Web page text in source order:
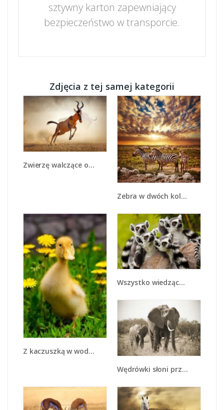
sztywny karton zapewniający
bezpieczeństwo w transporcie.
Zdjęcia z tej samej kategorii
Zwierzę walczące o przeżycie - Z291
Zebra w dwóch kolorach - Z221
Z kaczuszką w wodzie - Z169
Wszystko wiedzące lemury - Z259
Wędrówki słoni przez sawannę - Z081